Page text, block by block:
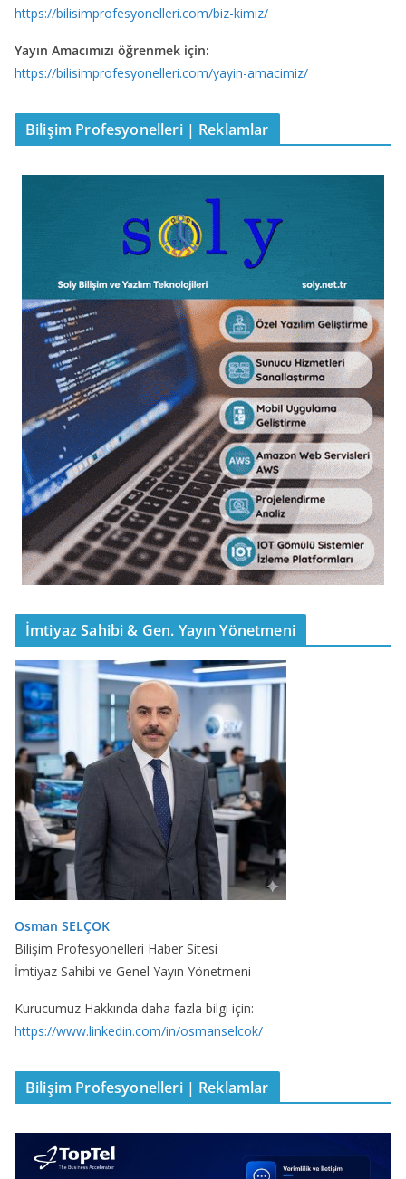
https://bilisimprofesyonelleri.com/biz-kimiz/
Yayın Amacımızı öğrenmek için:
https://bilisimprofesyonelleri.com/yayin-amacimiz/
Bilişim Profesyonelleri | Reklamlar
İmtiyaz Sahibi & Gen. Yayın Yönetmeni
Osman SELÇOK
Bilişim Profesyonelleri Haber Sitesi
İmtiyaz Sahibi ve Genel Yayın Yönetmeni
Kurucumuz Hakkında daha fazla bilgi için:
https://www.linkedin.com/in/osmanselcok/
Bilişim Profesyonelleri | Reklamlar